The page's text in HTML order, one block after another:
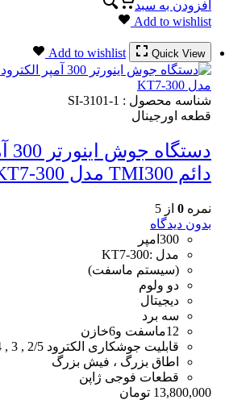
افزودن به سبد
Add to wishlist
Quick View
Add to wishlist
شناسه محصول : SI-3101-1
قطعه اورجینال
دائم TMI300 مدل KT7-300
نمره 0 از 5
بدون دیدگاه
300امپر
مدل :KT7-300
(سیستم ماسفت)
دو ولوم
دیجیتال
سه برد
12ماسفت و6خازن
قابلیت جوشکاری الکترود 2/5 , 3 , 4
اطاق بزرگ ، فیش بزرگ
قطعات فوجی ژاپن
13,800,000 تومان